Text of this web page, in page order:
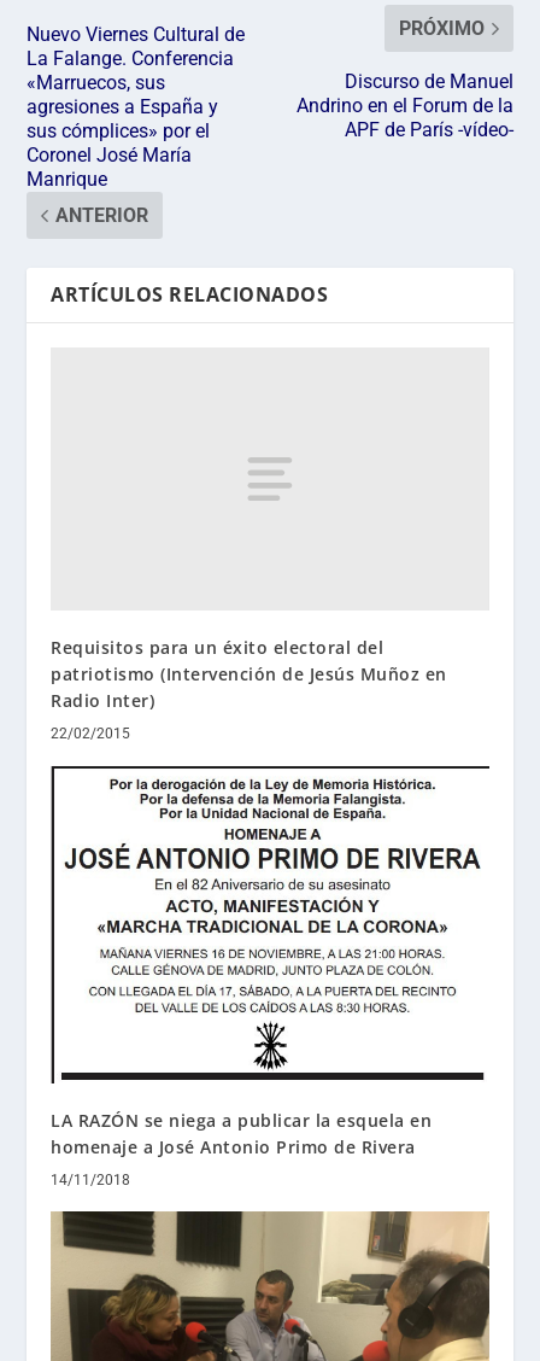
Nuevo Viernes Cultural de
La Falange. Conferencia
«Marruecos, sus
agresiones a España y
sus cómplices» por el
Coronel José María
Manrique
ANTERIOR
PRÓXIMO
Discurso de Manuel
Andrino en el Forum de la
APF de París -vídeo-
ARTÍCULOS RELACIONADOS
Requisitos para un éxito electoral del
patriotismo (Intervención de Jesús Muñoz en
Radio Inter)
22/02/2015
LA RAZÓN se niega a publicar la esquela en
homenaje a José Antonio Primo de Rivera
14/11/2018